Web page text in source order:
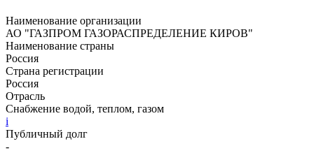
Наименование организации
АО "ГАЗПРОМ ГАЗОРАСПРЕДЕЛЕНИЕ КИРОВ"
Наименование страны
Россия
Страна регистрации
Россия
Отрасль
Снабжение водой, теплом, газом
i
Публичный долг
-